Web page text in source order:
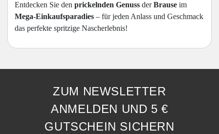
Entdecken Sie den prickelnden Genuss derBrause im
Mega-Einkaufsparadies – für jeden Anlass und Geschmack
das perfekte spritzige Nascherlebnis!
ZUM NEWSLETTER
ANMELDEN UND 5 €
GUTSCHEIN SICHERN